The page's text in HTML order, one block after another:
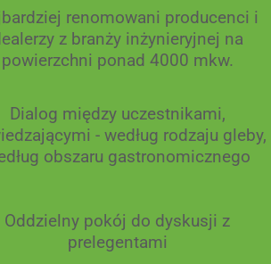
renomowani producenci i
z branży inżynieryjnej na
powierzchni ponad 4000 mkw.
Dialog między uczestnikami,
- według rodzaju gleby,
obszaru gastronomicznego
Oddzielny pokój do dyskusji z
prelegentami